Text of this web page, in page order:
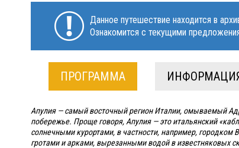
Данное путешествие находится в
Ознакомится с текущими
ПРОГРАММА
Апулия — самый восточный регион Италии, омываемый
побережье. Проще говоря, Апулия — это итальянский
солнечными курортами, в частности, например, городком
гротами и арками, вырезанными водой в известняковых